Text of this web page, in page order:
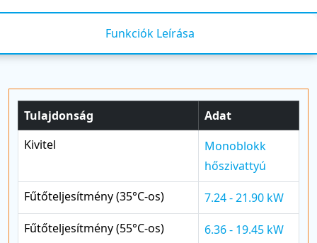
Funkciók Leírása
Tulajdonság
Adat
Kivitel
Monoblokk
hőszivattyú
Fűtőteljesítmény (35°C-os)
7.24 - 21.90 kW
Fűtőteljesítmény (55°C-os)
6.36 - 19.45 kW